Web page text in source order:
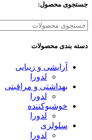
جستجوی محصول:
دسته بندی محصولات
آرایشی و زیبایی
لدورا
بهداشتی و مراقبتی
لدورا
خوشبوکننده
لدورا
سلولزی
لدورا